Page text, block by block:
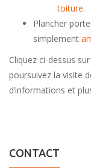
toiture.
Plancher
simplement
Cliquez ci-dessus
poursuivez la visite
d’informations et
CONTACT